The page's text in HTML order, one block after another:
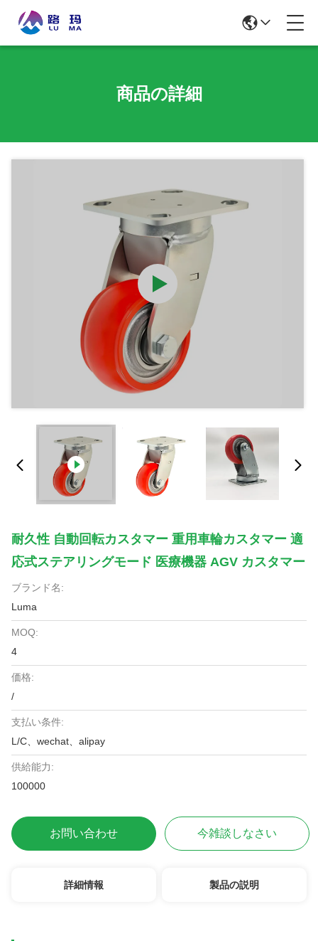
商品の詳細
耐久性 自動回転カスタマー 重用車輪カスタマー 適
応式ステアリングモード 医療機器 AGV カスタマー
ブランド名:
Luma
MOQ:
4
価格:
/
支払い条件:
L/C、wechat、alipay
供給能力:
100000
お問い合わせ 今雑談しなさい
詳細情報 製品の説明